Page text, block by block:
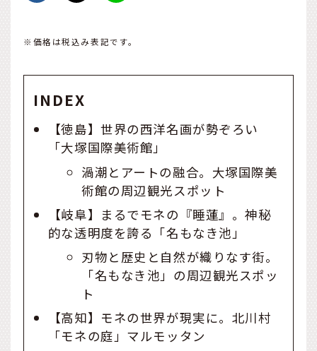
※価格は税込み表記です。
INDEX
【徳島】世界の西洋名画が勢ぞろい
「大塚国際美術館」
渦潮とアートの融合。大塚国際美
術館の周辺観光スポット
【岐阜】まるでモネの『睡蓮』。神秘
的な透明度を誇る「名もなき池」
刃物と歴史と自然が織りなす街。
「名もなき池」の周辺観光スポッ
ト
【高知】モネの世界が現実に。北川村
「モネの庭」マルモッタン